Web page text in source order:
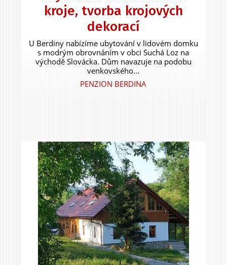
kroje, tvorba krojových
dekorací
U Berdiny nabízíme ubytování v lidovém domku
s modrým obrovnáním v obci Suchá Loz na
východě Slovácka. Dům navazuje na podobu
venkovského...
PENZION BERDINA